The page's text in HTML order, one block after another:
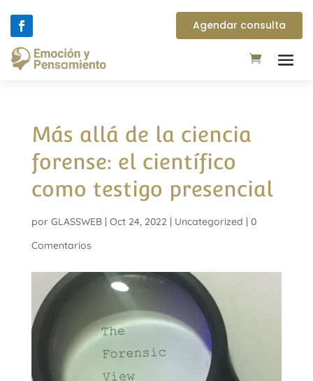
Agendar consulta
Más allá de la ciencia
forense: el científico
como testigo presencial
por GLASSWEB| Oct 24, 2022 | Uncategorized | 0
Comentarios